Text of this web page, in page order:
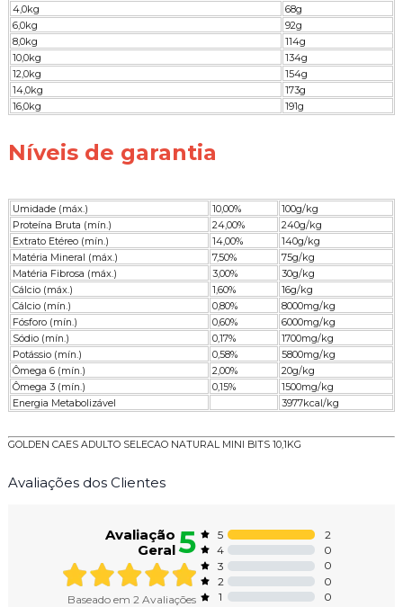
4,0kg
68g
6,0kg
92g
8,0kg
114g
10,0kg
134g
12,0kg
154g
14,0kg
173g
16,0kg
191g
Níveis de garantia
Umidade (máx.) 10,00%
100g/kg
Proteína Bruta (mín.)
24,00%
240g/kg
Extrato Etéreo (mín.)
14,00%
140g/kg
Matéria Mineral (máx.)
7,50%
75g/kg
Matéria Fibrosa (máx.)
3,00%
30g/kg
Cálcio (máx.)
1,60%
16g/kg
Cálcio (mín.)
0,80%
8000mg/kg
Fósforo (mín.)
0,60%
6000mg/kg
Sódio (mín.)
0,17%
1700mg/kg
Potássio (mín.)
0,58%
5800mg/kg
Ômega 6 (mín.)
2,00%
20g/kg
Ômega 3 (mín.)
0,15%
1500mg/kg
Energia Metabolizável
3977kcal/kg
GOLDEN CAES ADULTO SELECAO NATURAL MINI BITS 10,1KG
Avaliações dos Clientes
Avaliação
Geral5
Baseado em 2 Avaliações
5
2
4
0
3
0
2
0
1
0